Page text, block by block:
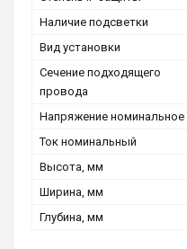
Наличие подсветки
Вид установки
Сечение подходящего
провода
Напряжение номинальное
Ток номинальный
Высота, мм
Ширина, мм
Глубина, мм